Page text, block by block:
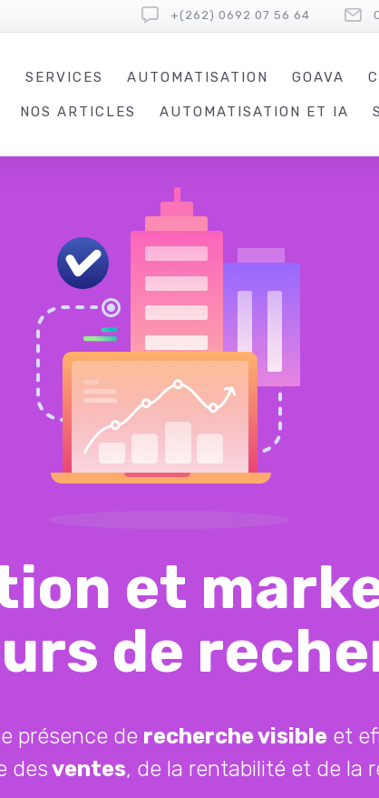
+(262) 0692 07 56 64
SERVICES AUTOMATISATION GOAVA
NOS ARTICLES AUTOMATISATION ET IA
et
de
présence de recherche visibleet
desventes, de la rentabilité et de la